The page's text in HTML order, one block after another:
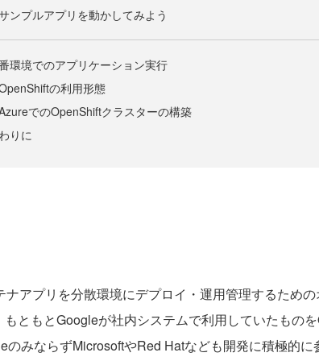
ンプルアプリを動かしてみよう
環境でのアプリケーション実行
の利用形態
でのOpenShiftクラスターの構築
りに
アプリを分散環境にデプロイ・運用管理するための
ともとGoogleが社内システムで利用していたもの
のみならずMicrosoftやRed Hatなども開発に積極的に